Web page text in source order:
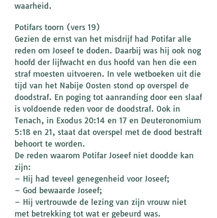
waarheid.
Potifars toorn (vers 19)
Gezien de ernst van het misdrijf had Potifar alle
reden om Joseef te doden. Daarbij was hij ook nog
hoofd der lijfwacht en dus hoofd van hen die een
straf moesten uitvoeren. In vele wetboeken uit die
tijd van het Nabije Oosten stond op overspel de
doodstraf. En poging tot aanranding door een slaaf
is voldoende reden voor de doodstraf. Ook in
Tenach, in Exodus 20:14 en 17 en Deuteronomium
5:18 en 21, staat dat overspel met de dood bestraft
behoort te worden.
De reden waarom Potifar Joseef niet doodde kan
zijn:
– Hij had teveel genegenheid voor Joseef;
– God bewaarde Joseef;
– Hij vertrouwde de lezing van zijn vrouw niet
met betrekking tot wat er gebeurd was.